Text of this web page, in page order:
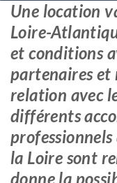
Une location
Loire-
et conditions
partenaires et
relation avec
différents
la Loire sont
donne la